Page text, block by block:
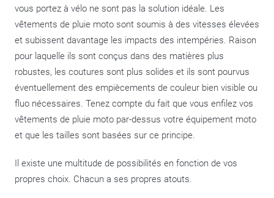
vous portez à vélo ne sont pas la solution idéale. Les
vêtements de pluie moto sont soumis à des vitesses élevées
et subissent davantage les impacts des intempéries. Raison
pour laquelle ils sont conçus dans des matières plus
robustes, les coutures sont plus solides et ils sont pourvus
éventuellement des empiècements de couleur bien visible ou
fluo nécessaires. Tenez compte du fait que vous enfilez vos
vêtements de pluie moto par-dessus votre équipement moto
et que les tailles sont basées sur ce principe.
Il existe une multitude de possibilités en fonction de vos
propres choix. Chacun a ses propres atouts.